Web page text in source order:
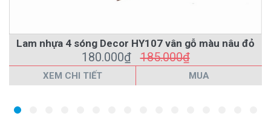
Lam nhựa 4 sóng Decor HY107 vân gỗ màu nâu đỏ
180.000₫185.000₫
XEM CHI TIẾT MUA